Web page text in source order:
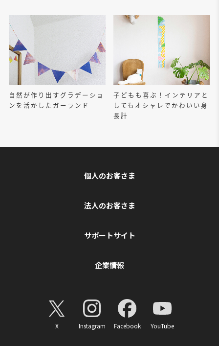
自然が作り出すグラデーショ
ンを活かしたガーランド
子どもも喜ぶ！インテリアと
してもオシャレでかわいい身
長計
個人のお客さま
法人のお客さま
サポートサイト
企業情報
X Instagram Facebook YouTube